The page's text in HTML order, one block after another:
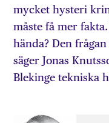
mycket hysteri
måste få mer
hända? Den
säger Jonas
Blekinge tekniska